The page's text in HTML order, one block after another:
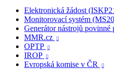
Elektronická žádost
Monitorovací systém
Generátor nástrojů povinné
MMR.cz 
OPTP 
IROP 
Evropská komise v ČR 